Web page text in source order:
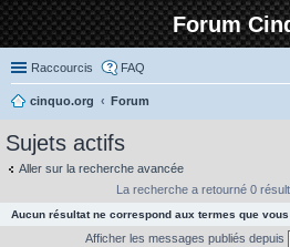
Forum
Raccourcis FAQ
cinquo.org
Forum
Sujets actifs
Aller sur la recherche avancée
La recherche a retourné 0
Aucun résultat ne correspond aux termes que vous
Afficher les messages publiés depuis